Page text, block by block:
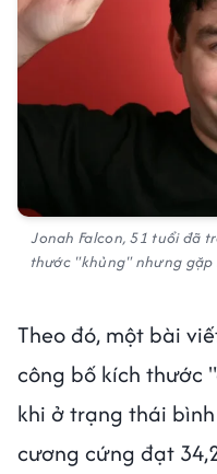
Jonah Falcon, 51 tuổi đã
thước "khủng" nhưng gặp
Theo đó, một bài
công bố kích thước
khi ở trạng thái
cương cứng đạt